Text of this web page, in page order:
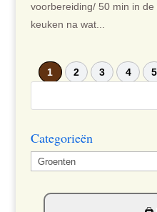
voorbereiding/ 50 min in
keuken na wat...
1 2 3 4 5
Categorieën
Categorieën